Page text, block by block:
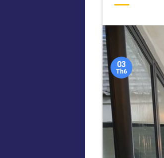
03
Th6